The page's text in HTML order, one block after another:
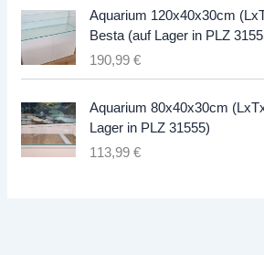
Aquarium 120x40x30cm
Besta (auf Lager in PLZ
190,99€
Aquarium 80x40x30cm
Lager in PLZ 31555)
113,99€